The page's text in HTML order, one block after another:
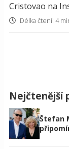
Cristovao na
Délka čtení: 4
Nejčtenější
Štefan